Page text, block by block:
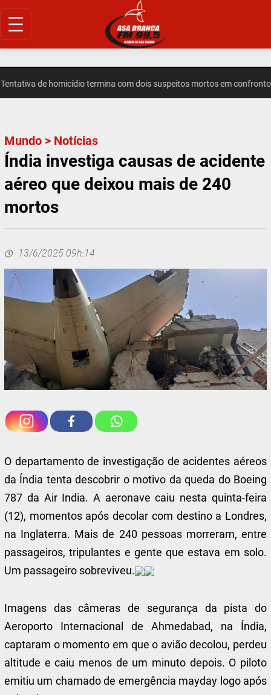
Pular
para
de homicídio termina com dois suspeitos mortos em confronto
Mundo > Notícias
Índia investiga causas de acidente
aéreo que deixou mais de 240
mortos
13/6/2025 09h:14
O departamento de investigação de acidentes aéreos
da Índia tenta descobrir o motivo da queda do Boeing
787 da Air India. A aeronave caiu nesta quinta-feira
(12), momentos após decolar com destino a Londres,
na Inglaterra. Mais de 240 pessoas morreram, entre
passageiros, tripulantes e gente que estava em solo.
Um passageiro sobreviveu.
Imagens das câmeras de segurança da pista do
Aeroporto Internacional de Ahmedabad, na Índia,
captaram o momento em que o avião decolou, perdeu
altitude e caiu menos de um minuto depois. O piloto
emitiu um chamado de emergência mayday logo após